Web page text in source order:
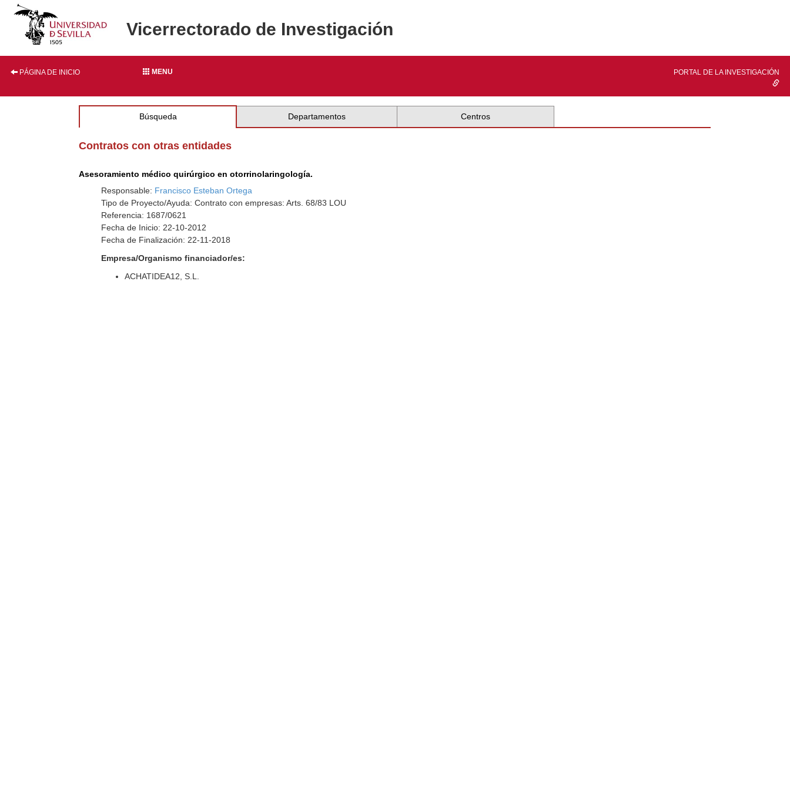
Vicerrectorado de Investigación
PÁGINA DE INICIO MENU PORTAL DE LA INVESTIGACIÓN
Búsqueda Departamentos Centros
Contratos con otras entidades
Asesoramiento médico quirúrgico en otorrinolaringología.
Responsable: Francisco Esteban Ortega
Tipo de Proyecto/Ayuda: Contrato con empresas: Arts. 68/83 LOU
Referencia: 1687/0621
Fecha de Inicio: 22-10-2012
Fecha de Finalización: 22-11-2018
Empresa/Organismo financiador/es:
ACHATIDEA12, S.L.